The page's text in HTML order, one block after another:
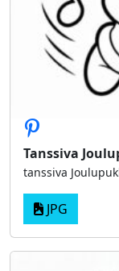
Tanssiva
tanssiva
JPG